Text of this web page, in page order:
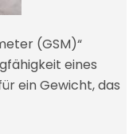
(GSM)“
eines
ein Gewicht, das